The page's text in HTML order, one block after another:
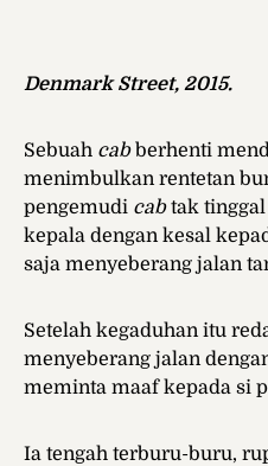
Denmark Street, 2015.
Sebuah cabberhenti
menimbulkan rentetan
pengemudi cabtak
kepala dengan kesal
saja menyeberang jalan
Setelah kegaduhan itu
menyeberang jalan
meminta maaf kepada si
Ia tengah terburu-buru,